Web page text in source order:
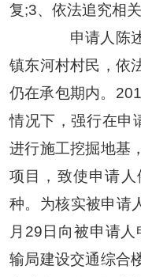
复;3、依法追究相
申请人陈述
镇东河村村民，依
仍在承包期内。
情况下，强行在申
进行施工挖掘地基
项目，致使申请
种。为核实被申请
月29日向被申请
输局建设交通综合